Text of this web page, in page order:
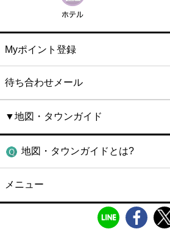
Myポイント登録
待ち合わせメール
▼地図・タウンガイド
地図・タウンガイドとは?
メニュー